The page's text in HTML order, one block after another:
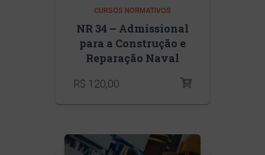
CURSOS NORMATIVOS
NR 34 – Admissional
para a Construção e
Reparação Naval
R$ 120,00